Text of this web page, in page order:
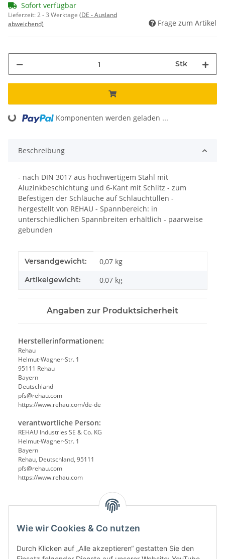
Wie wir Cookies & Co nutzen
Durch Klicken auf „Alle akzeptieren“ gestatten Sie den
Sofort verfügbar
Lieferzeit:2 - 3 Werktage (DE - Ausland
abweichend)
Frage zum Artikel
Stk
Loading... Komponenten werden geladen ...
Beschreibung
- nach DIN 3017 aus hochwertigem Stahl mit
Aluzinkbeschichtung und 6-Kant mit Schlitz - zum
Befestigen der Schläuche auf Schlauchtüllen -
hergestellt von REHAU - Spannbereich: in
unterschiedlichen Spannbreiten erhältlich - paarweise
gebunden
Produkteigenschaft
Wert
Versandgewicht: 0,07 kg
Artikelgewicht: 0,07 kg
Angaben zur Produktsicherheit
Herstellerinformationen:
Rehau
Helmut-Wagner-Str. 1
95111 Rehau
Bayern
Deutschland
pfs@rehau.com
https://www.rehau.com/de-de
verantwortliche Person:
REHAU Industries SE & Co. KG
Helmut-Wagner-Str. 1
Bayern
Rehau, Deutschland, 95111
pfs@rehau.com
https://www.rehau.com